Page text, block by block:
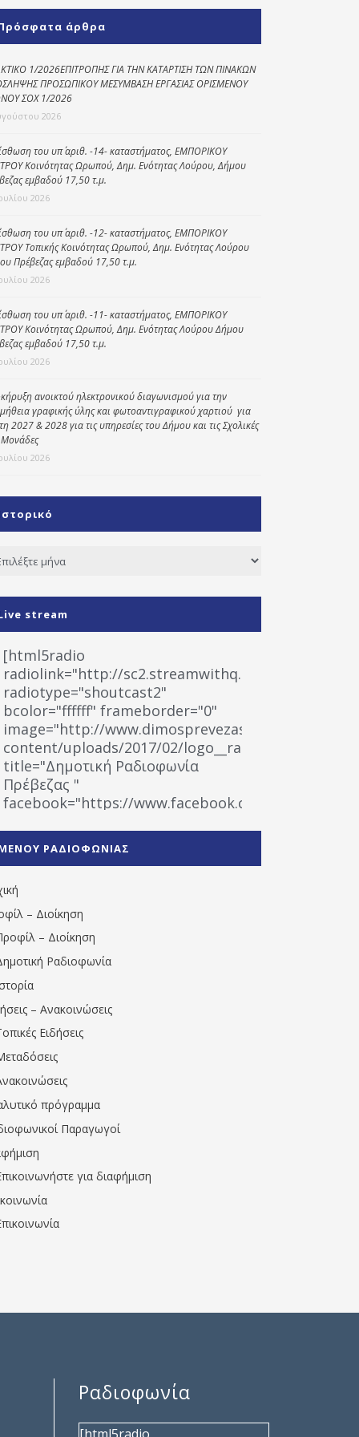
Κοινωνικό
παντοπωλείο
Kοινωνικό
φαρμακείο
Πρόγραμμα
Κέντρο Ημερήσιας
Φροντίδας
Ηλικιωμένων
(Κ.Η.Φ.Η.) Πρέβεζας
άρθρα
1/2026ΕΠΙΤΡΟΠΗΣ ΓΙΑ ΤΗΝ ΚΑΤΑΡΤΙΣΗ ΤΩΝ ΠΙΝΑΚΩΝ
ΠΡΟΣΩΠΙΚΟΥ ΜΕΣΥΜΒΑΣΗ ΕΡΓΑΣΙΑΣ ΟΡΙΣΜΕΝΟΥ
ΣΟΧ 1/2026
2026
του υπ΄ αριθ. -14- καταστήματος, ΕΜΠΟΡΙΚΟΥ
Κοινότητας Ωρωπού, Δημ. Ενότητας Λούρου, Δήμου
εμβαδού 17,50 τ.μ.
2026
του υπ΄ αριθ. -12- καταστήματος, ΕΜΠΟΡΙΚΟΥ
Τοπικής Κοινότητας Ωρωπού, Δημ. Ενότητας Λούρου
Πρέβεζας εμβαδού 17,50 τ.μ.
2026
του υπ΄ αριθ. -11- καταστήματος, ΕΜΠΟΡΙΚΟΥ
Κοινότητας Ωρωπού, Δημ. Ενότητας Λούρου Δήμου
εμβαδού 17,50 τ.μ.
2026
ανοικτού ηλεκτρονικού διαγωνισμού για την
γραφικής ύλης και φωτοαντιγραφικού χαρτιού για
2027 & 2028 για τις υπηρεσίες του Δήμου και τις Σχολικές
2026
stream
[html5radio
radiolink="http://sc2.streamwithq.com:8028/
radiotype="shoutcast2"
bcolor="ffffff" frameborder="0"
image="http://www.dimosprevezas.gr/wp-
content/uploads/2017/02/logo__radiofonias.jpg"
title="Δημοτική Ραδιοφωνία
Πρέβεζας "
facebook="https://www.facebook.com/
1531194763766854/" artist="" ]
ΡΑΔΙΟΦΩΝΙΑΣ
– Διοίκηση
– Διοίκηση
Ραδιοφωνία
– Ανακοινώσεις
Ειδήσεις
πρόγραμμα
Παραγωγοί
για διαφήμιση
Ραδιοφωνία